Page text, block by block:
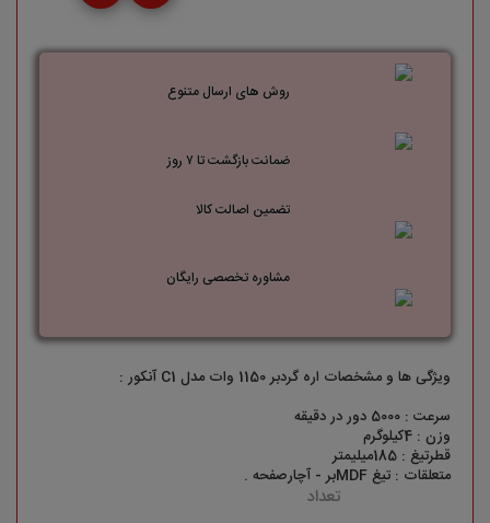
روش های ارسال متنوع
ضمانت بازگشت تا ۷ روز
تضمین اصالت کالا
مشاوره تخصصی رایگان
ویژگی ها و مشخصات اره گردبر 1150 وات مدل C1 آنکور :
سرعت : 5000 دور در دقیقه
وزن : 4کیلوگرم
قطرتیغ : 185میلیمتر
متعلقات : تیغ MDFبر - آچارصفحه .
تعداد